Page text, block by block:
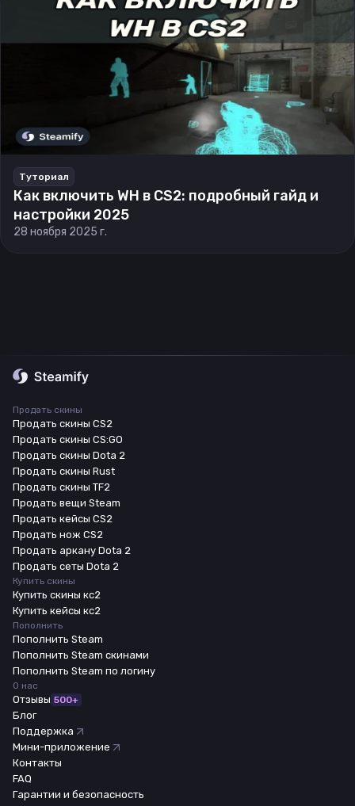
Туториал
Как включить WH в CS2: подробный гайд и
настройки 2025
28 ноября 2025 г.
Продать скины
Продать скины CS2
Продать скины CS:GO
Продать скины Dota 2
Продать скины Rust
Продать скины TF2
Продать вещи Steam
Продать кейсы CS2
Продать нож CS2
Продать аркану Dota 2
Продать сеты Dota 2
Купить скины
Купить скины кс2
Купить кейсы кс2
Пополнить
Пополнить Steam
Пополнить Steam скинами
Пополнить Steam по логину
О нас
Отзывы 500+
Блог
Поддержка
Мини-приложение
Контакты
FAQ
Гарантии и безопасность